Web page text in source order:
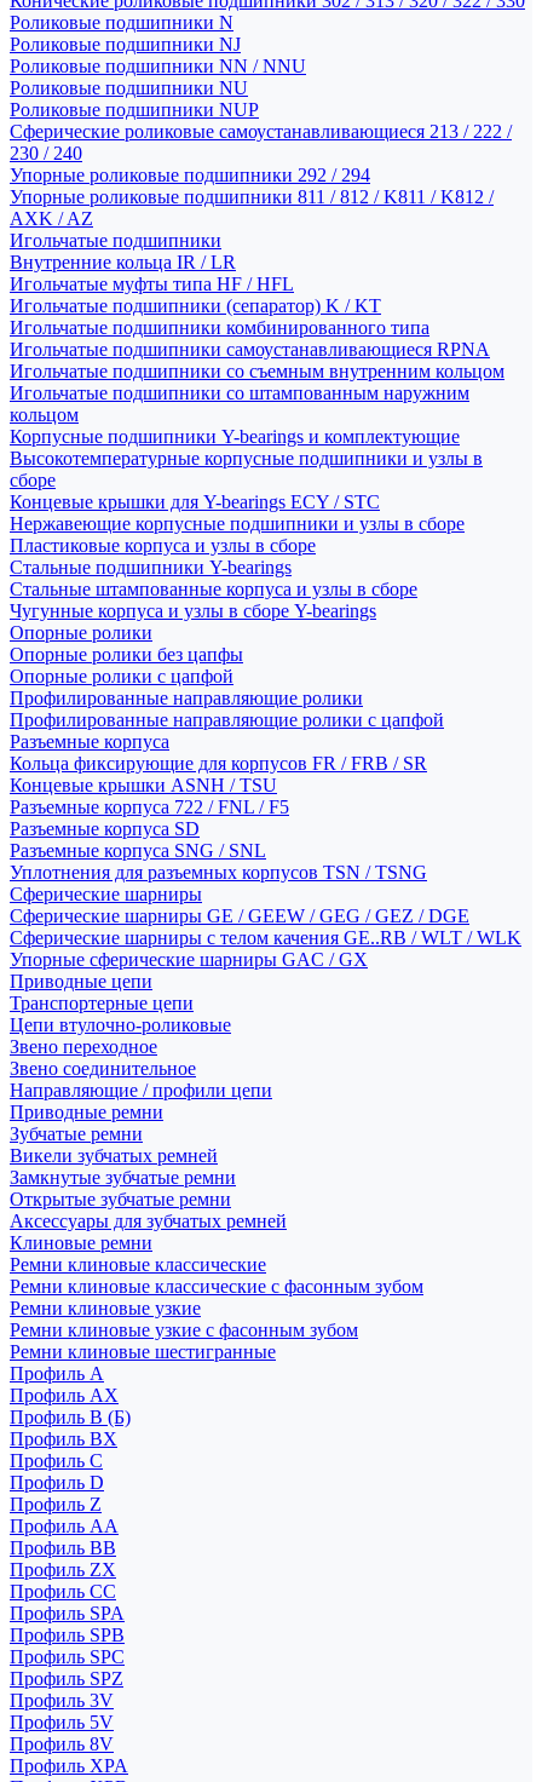
Роликовые подшипники N
Роликовые подшипники NJ
Роликовые подшипники NN / NNU
Роликовые подшипники NU
Роликовые подшипники NUP
Сферические роликовые самоустанавливающиеся 213 / 222 /
230 / 240
Упорные роликовые подшипники 292 / 294
Упорные роликовые подшипники 811 / 812 / K811 / K812 /
AXK / AZ
Игольчатые подшипники
Внутренние кольца IR / LR
Игольчатые муфты типа HF / HFL
Игольчатые подшипники (сепаратор) K / KT
Игольчатые подшипники комбинированного типа
Игольчатые подшипники самоустанавливающиеся RPNA
Игольчатые подшипники со съемным внутренним кольцом
Игольчатые подшипники со штампованным наружним
кольцом
Корпусные подшипники Y-bearings и комплектующие
Высокотемпературные корпусные подшипники и узлы в
сборе
Концевые крышки для Y-bearings ECY / STC
Нержавеющие корпусные подшипники и узлы в сборе
Пластиковые корпуса и узлы в сборе
Стальные подшипники Y-bearings
Стальные штампованные корпуса и узлы в сборе
Чугунные корпуса и узлы в сборе Y-bearings
Опорные ролики
Опорные ролики без цапфы
Опорные ролики с цапфой
Профилированные направляющие ролики
Профилированные направляющие ролики с цапфой
Разъемные корпуса
Кольца фиксирующие для корпусов FR / FRB / SR
Концевые крышки ASNH / TSU
Разъемные корпуса 722 / FNL / F5
Разъемные корпуса SD
Разъемные корпуса SNG / SNL
Уплотнения для разъемных корпусов TSN / TSNG
Сферические шарниры
Сферические шарниры GE / GEEW / GEG / GEZ / DGE
Сферические шарниры с телом качения GE..RB / WLT / WLK
Упорные сферические шарниры GAC / GX
Приводные цепи
Транспортерные цепи
Цепи втулочно-роликовые
Звено переходное
Звено соединительное
Направляющие / профили цепи
Приводные ремни
Зубчатые ремни
Викели зубчатых ремней
Замкнутые зубчатые ремни
Открытые зубчатые ремни
Аксессуары для зубчатых ремней
Клиновые ремни
Ремни клиновые классические
Ремни клиновые классические с фасонным зубом
Ремни клиновые узкие
Ремни клиновые узкие с фасонным зубом
Ремни клиновые шестигранные
Профиль A
Профиль AX
Профиль B (Б)
Профиль BX
Профиль C
Профиль D
Профиль Z
Профиль АА
Профиль BB
Профиль ZX
Профиль CC
Профиль SPA
Профиль SPB
Профиль SPC
Профиль SPZ
Профиль 3V
Профиль 5V
Профиль 8V
Профиль XPA